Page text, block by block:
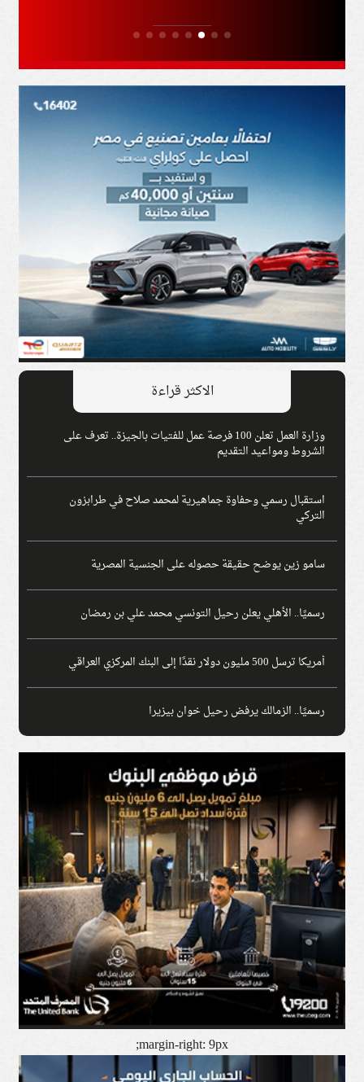
الاكثر قراءة
وزارة العمل تعلن 100 فرصة عمل للفتيات بالجيزة.. تعرف على
الشروط ومواعيد التقديم
استقبال رسمي وحفاوة جماهيرية لمحمد صلاح في طرابزون
التركي
سامو زين يوضح حقيقة حصوله على الجنسية المصرية
رسميًا.. الأهلي يعلن رحيل التونسي محمد علي بن رمضان
أمريكا ترسل 500 مليون دولار نقدًا إلى البنك المركزي العراقي
رسميًا.. الزمالك يرفض رحيل خوان بيزيرا
margin-right: 9px;